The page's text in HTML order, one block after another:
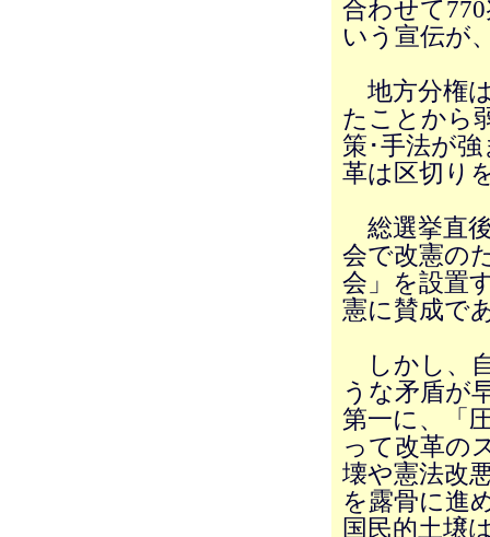
合わせて
いう宣伝が
地方分権
たことから
策･手法が
革は区切り
総選挙直
会で改憲の
会」を設置
憲に賛成で
しかし、
うな矛盾が
第一に、「
って改革の
壊や憲法改
を露骨に進
国民的土壌